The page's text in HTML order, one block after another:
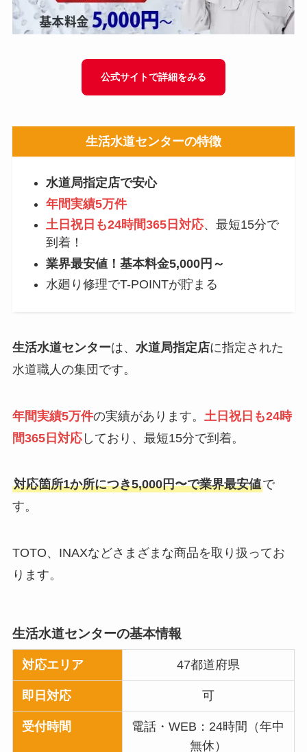
公式サイトで詳細をみる
生活水道センターの特徴
水道局指定店で安心
年間実績5万件
土日祝日も24時間365日対応、最短15分で
到着！
業界最安値！基本料金5,000円～
水廻り修理でT-POINTが貯まる
生活水道センターは、 水道局指定店に指定された
水道職人の集団です。
年間実績5万件の実績があります。
土日祝日も24時
間365日対応しており、最短15分で到着。
対応箇所1か所につき5,000円〜で業界最安値で
す。
TOTO、INAXなどさまざまな商品を取り扱ってお
ります。
生活水道センターの基本情報
対応エリア 47都道府県
即日対応 可
受付時間
電話・WEB：24時間（年中
無休）